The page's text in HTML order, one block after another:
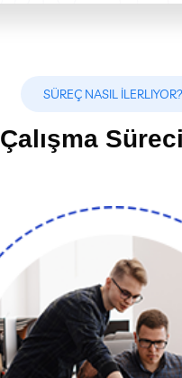
SÜREÇ NASIL İLERLIYOR?
Çalışma